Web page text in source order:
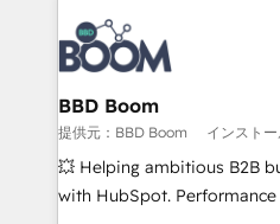
revenue. ⚙️ HubSpot Integration & Optimization •
Seamless CRM, CMS, and
Complex platform
Custom APIs and third-party
End Revenue Acceleration •
pipeline growth programs •
and CRM optimization •
BBD Boom
提供元：BBD Boom インスト
💥 Helping ambitious B2B
with HubSpot. Performance